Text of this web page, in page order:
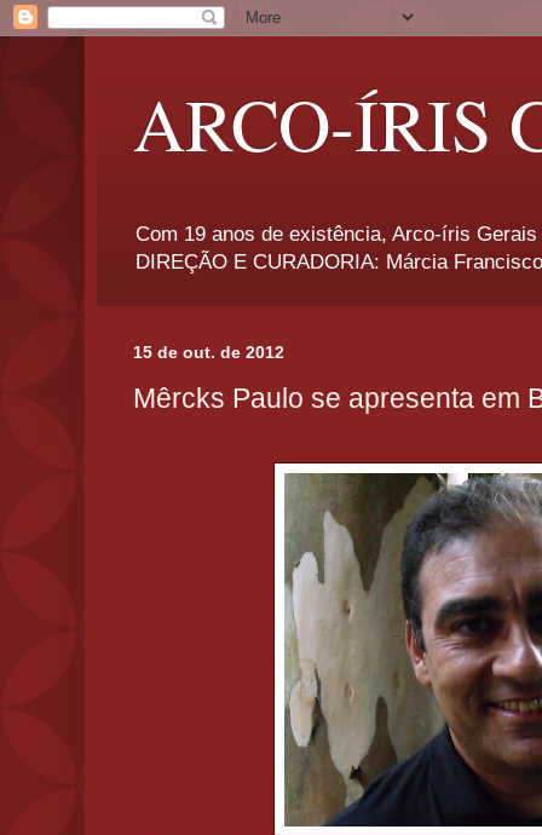
ARCO-ÍRIS
Com 19 anos de existência, Arco-íris
DIREÇÃO E CURADORIA: Márcia
15 de out. de 2012
Mêrcks Paulo se apresenta em